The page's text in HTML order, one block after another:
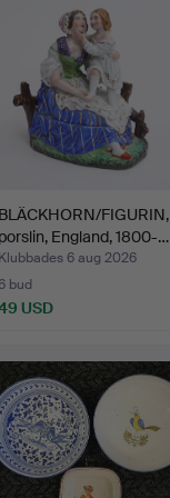
FIGURIN,
England, 1800-…
6 aug 2026
bud
USD